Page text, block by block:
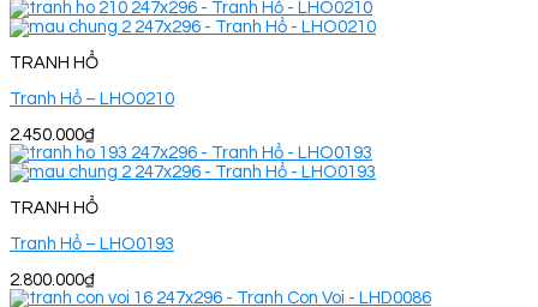
TRANH HỔ
Tranh Hổ – LHO0210
2.450.000₫
TRANH HỔ
Tranh Hổ – LHO0193
2.800.000₫